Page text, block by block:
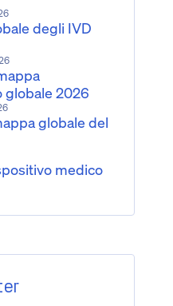
degli IVD
globale 2026
globale del
medico